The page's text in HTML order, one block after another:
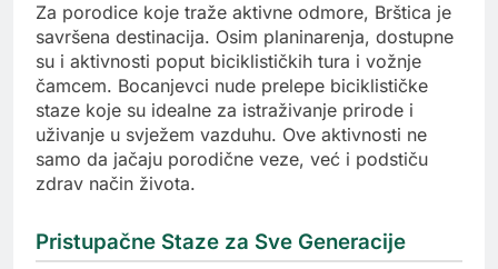
Za porodice koje traže aktivne odmore, Brštica je
savršena destinacija. Osim planinarenja, dostupne
su i aktivnosti poput biciklističkih tura i vožnje
čamcem. Bocanjevci nude prelepe biciklističke
staze koje su idealne za istraživanje prirode i
uživanje u svježem vazduhu. Ove aktivnosti ne
samo da jačaju porodične veze, već i podstiču
zdrav način života.
Pristupačne Staze za Sve Generacije